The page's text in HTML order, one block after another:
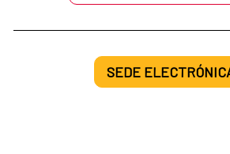
SEDE